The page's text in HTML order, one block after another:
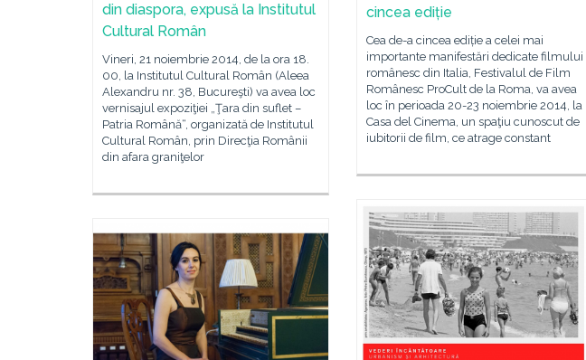
din diaspora, expusă la Institutul
Cultural Român
Vineri, 21 noiembrie 2014, de la ora 18.
00, la Institutul Cultural Român (Aleea
Alexandru nr. 38, Bucureşti) va avea loc
vernisajul expoziţiei „Ţara din suflet –
Patria Română“, organizată de Institutul
Cultural Român, prin Direcţia Românii
din afara graniţelor
cincea ediție
Cea de-a cincea ediție a celei mai
importante manifestări dedicate filmului
românesc din Italia, Festivalul de Film
Românesc ProCult de la Roma, va avea
loc în perioada 20-23 noiembrie 2014, la
Casa del Cinema, un spaţiu cunoscut de
iubitorii de film, ce atrage constant